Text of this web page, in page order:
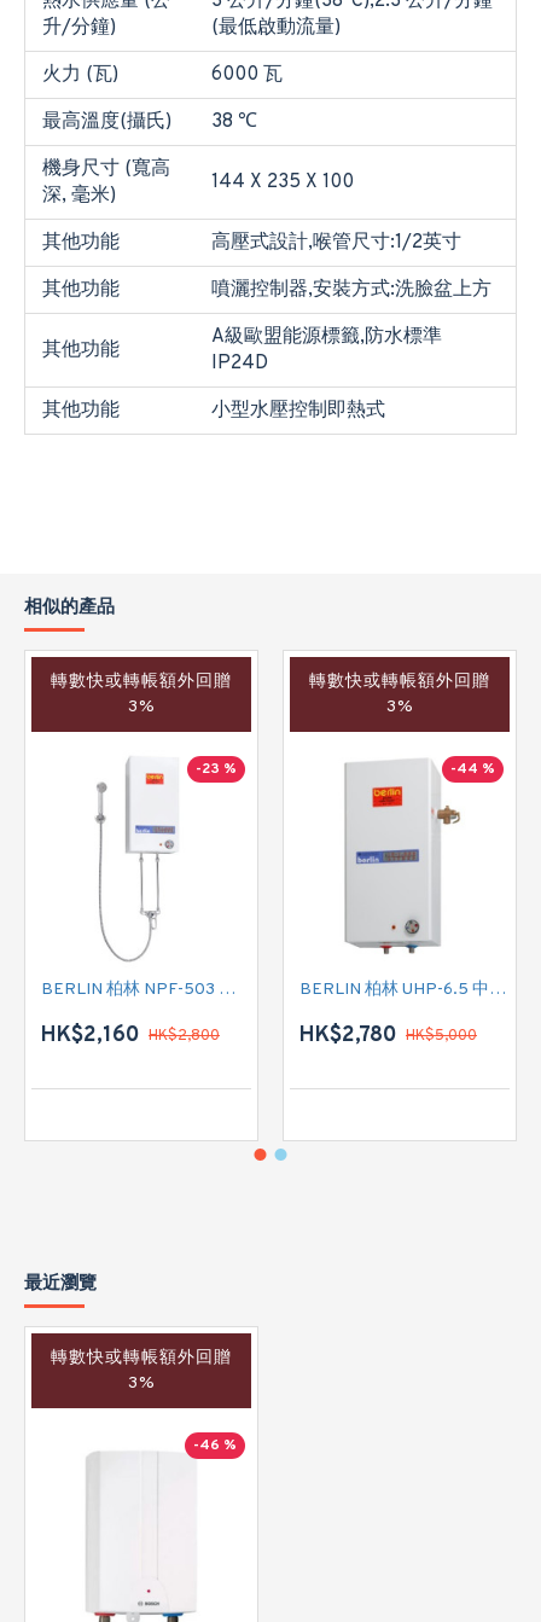
升/分鐘)
(最低啟動流量)
火力 (瓦)
6000 瓦
最高溫度(攝氏)
38 ℃
機身尺寸 (寬高
深, 毫米)
144 X 235 X 100
其他功能
高壓式設計,喉管尺寸:1/2英寸
其他功能
噴灑控制器,安裝方式:洗臉盆上方
其他功能
A級歐盟能源標籤,防水標準
IP24D
其他功能
小型水壓控制即熱式
相似的產品
轉數快或轉帳額外回贈
3%
-23 %
BERLIN 柏林 NPF-503 花灑儲水式(低壓電熱水爐)
HK$2,160 HK$2,800
轉數快或轉帳額外回贈
3%
-44 %
BERLIN 柏林 UHP-6.5 中央儲水式(高壓電熱水爐)
HK$2,780 HK$5,000
最近瀏覽
轉數快或轉帳額外回贈
3%
-46 %